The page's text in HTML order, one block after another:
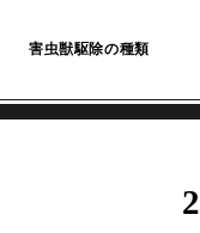
害虫獣駆除の種類